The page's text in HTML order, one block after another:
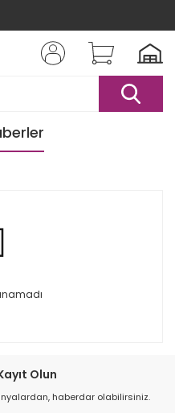
Olun
haberdar olabilirsiniz.